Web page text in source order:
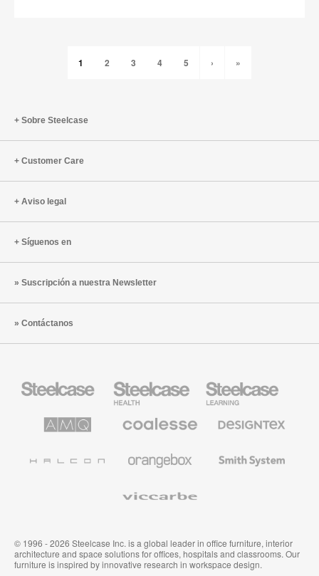
1 2 3 4 5 › »
Sobre Steelcase
Customer Care
Aviso legal
Síguenos en
Suscripción a nuestra Newsletter
Contáctanos
Steelcase
para
sanidad
Steelcase
para
educación
Steelcase
Solutions
premium
System
© 1996 - 2026 Steelcase Inc. is a global leader in office furniture, interior
architecture and space solutions for offices, hospitals and classrooms. Our
furniture is inspired by innovative research in workspace design.